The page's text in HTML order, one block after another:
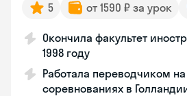
5 от 1590 ₽ за урок
Окончила факультет
1998 году
Работала переводчиком
соревнованиях в